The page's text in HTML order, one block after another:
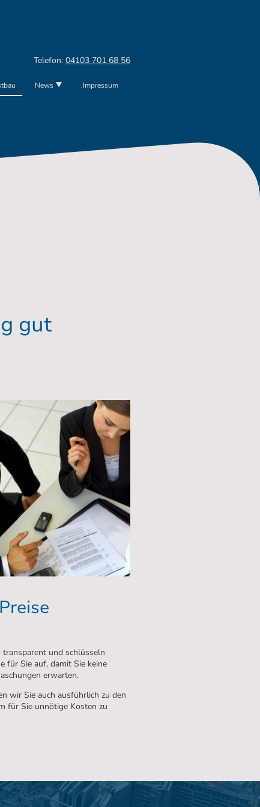
Telefon: 04103 701 68 56
News .Impressum
gut
und schlüsseln
für Sie auf, damit Sie keine
erwarten.
wir Sie auch ausführlich zu den
für Sie unnötige Kosten zu